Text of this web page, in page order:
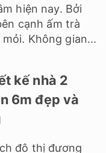
hiện nay. Bởi
cạnh ấm trà
Không gian...
kế nhà 2
6m đẹp và
đô thị đương